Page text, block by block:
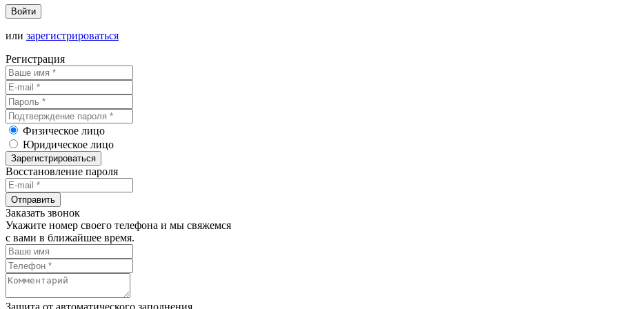
Войти
или зарегистрироваться
Регистрация
Физическое лицо
Юридическое лицо
Зарегистрироваться
Восстановление пароля
Отправить
Заказать звонок
Укажите номер своего телефона и мы свяжемся
с вами в ближайшее время.
Защита от автоматического заполнения